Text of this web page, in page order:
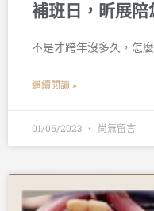
補班日，昕展陪
不是才跨年沒多久，怎
繼續閱讀 »
01/06/2023 尚無留言